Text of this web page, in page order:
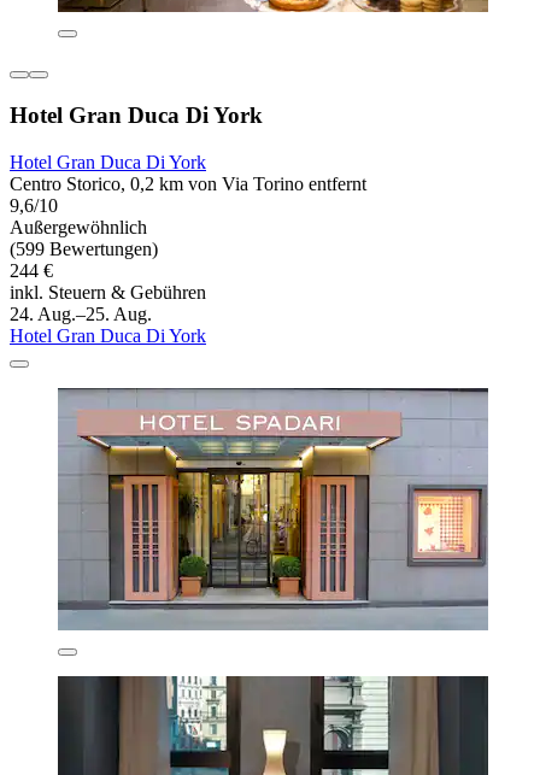
Hotel Gran Duca Di York
Hotel Gran Duca Di York
Centro Storico, 0,2 km von Via Torino entfernt
9,6/10
Außergewöhnlich
(599 Bewertungen)
244 €
inkl. Steuern & Gebühren
24. Aug.–25. Aug.
Hotel Gran Duca Di York